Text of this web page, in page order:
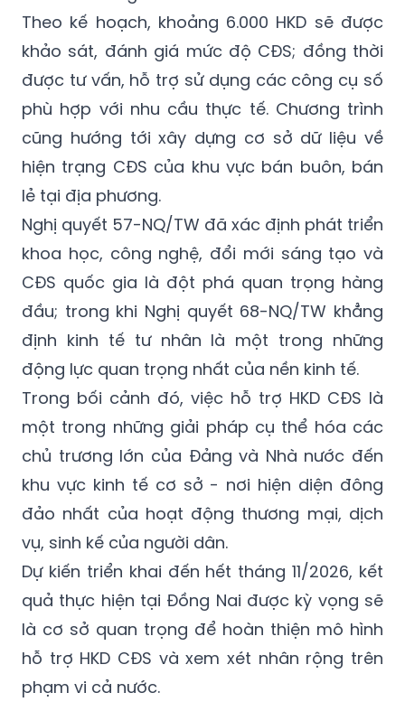
Theo kế hoạch, khoảng 6.000 HKD sẽ được
khảo sát, đánh giá mức độ CĐS; đồng thời
được tư vấn, hỗ trợ sử dụng các công cụ số
phù hợp với nhu cầu thực tế. Chương trình
cũng hướng tới xây dựng cơ sở dữ liệu về
hiện trạng CĐS của khu vực bán buôn, bán
lẻ tại địa phương.
Nghị quyết 57-NQ/TW đã xác định phát triển
khoa học, công nghệ, đổi mới sáng tạo và
CĐS quốc gia là đột phá quan trọng hàng
đầu; trong khi Nghị quyết 68-NQ/TW khẳng
định kinh tế tư nhân là một trong những
động lực quan trọng nhất của nền kinh tế.
Trong bối cảnh đó, việc hỗ trợ HKD CĐS là
một trong những giải pháp cụ thể hóa các
chủ trương lớn của Đảng và Nhà nước đến
khu vực kinh tế cơ sở - nơi hiện diện đông
đảo nhất của hoạt động thương mại, dịch
vụ, sinh kế của người dân.
Dự kiến triển khai đến hết tháng 11/2026, kết
quả thực hiện tại Đồng Nai được kỳ vọng sẽ
là cơ sở quan trọng để hoàn thiện mô hình
hỗ trợ HKD CĐS và xem xét nhân rộng trên
phạm vi cả nước.